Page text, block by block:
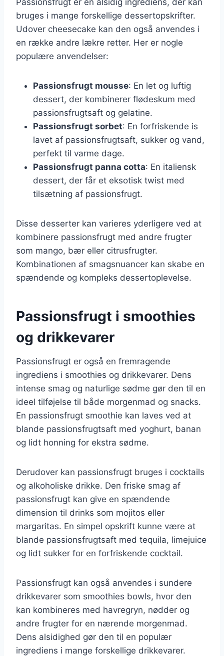
bruges i mange forskellige dessertopskrifter.
Udover cheesecake kan den også anvendes i
en række andre lækre retter. Her er nogle
populære anvendelser:
Passionsfrugt mousse: En let og luftig
dessert, der kombinerer flødeskum med
passionsfrugtsaft og gelatine.
Passionsfrugt sorbet: En forfriskende is
lavet af passionsfrugtsaft, sukker og vand,
perfekt til varme dage.
Passionsfrugt panna cotta: En italiensk
dessert, der får et eksotisk twist med
tilsætning af passionsfrugt.
Disse desserter kan varieres yderligere ved at
kombinere passionsfrugt med andre frugter
som mango, bær eller citrusfrugter.
Kombinationen af smagsnuancer kan skabe en
spændende og kompleks dessertoplevelse.
Passionsfrugt i smoothies
og drikkevarer
Passionsfrugt er også en fremragende
ingrediens i smoothies og drikkevarer. Dens
intense smag og naturlige sødme gør den til en
ideel tilføjelse til både morgenmad og snacks.
En passionsfrugt smoothie kan laves ved at
blande passionsfrugtsaft med yoghurt, banan
og lidt honning for ekstra sødme.
Derudover kan passionsfrugt bruges i cocktails
og alkoholiske drikke. Den friske smag af
passionsfrugt kan give en spændende
dimension til drinks som mojitos eller
margaritas. En simpel opskrift kunne være at
blande passionsfrugtsaft med tequila, limejuice
og lidt sukker for en forfriskende cocktail.
Passionsfrugt kan også anvendes i sundere
drikkevarer som smoothies bowls, hvor den
kan kombineres med havregryn, nødder og
andre frugter for en nærende morgenmad.
Dens alsidighed gør den til en populær
ingrediens i mange forskellige drikkevarer.